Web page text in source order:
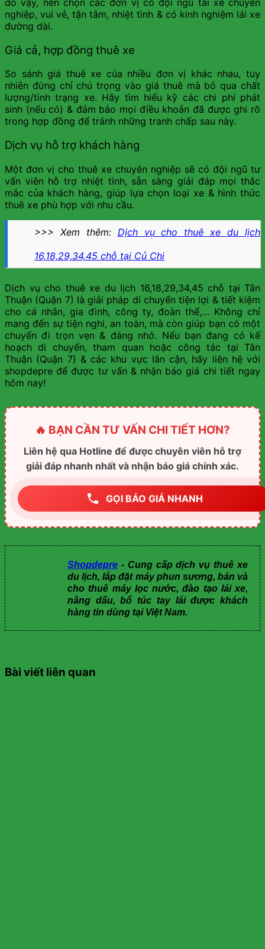
nghiệp, vui vẻ, tận tâm, nhiệt tình & có kinh nghiệm lái xe
đường dài.
Giá cả, hợp đồng thuê xe
So sánh giá thuê xe của nhiều đơn vị khác nhau, tuy
nhiên đừng chỉ chú trọng vào giá thuê mà bỏ qua chất
lượng/tình trạng xe. Hãy tìm hiểu kỹ các chi phí phát
sinh (nếu có) & đảm bảo mọi điều khoản đã được ghi rõ
trong hợp đồng để tránh những tranh chấp sau này.
Dịch vụ hỗ trợ khách hàng
Một đơn vị cho thuê xe chuyên nghiệp sẽ có đội ngũ tư
vấn viên hỗ trợ nhiệt tình, sẵn sàng giải đáp mọi thắc
mắc của khách hàng, giúp lựa chọn loại xe & hình thức
thuê xe phù hợp với nhu cầu.
>>> Xem thêm: Dịch vụ cho thuê xe du lịch
16,18,29,34,45 chỗ tại Củ Chi
Dịch vụ cho thuê xe du lịch 16,18,29,34,45 chỗ tại Tân
Thuận (Quận 7) là giải pháp di chuyển tiện lợi & tiết kiệm
cho cá nhân, gia đình, công ty, đoàn thể,… Không chỉ
mang đến sự tiện nghi, an toàn, mà còn giúp bạn có một
chuyến đi trọn vẹn & đáng nhớ. Nếu bạn đang có kế
hoạch di chuyển, tham quan hoặc công tác tại Tân
Thuận (Quận 7) & các khu vực lân cận, hãy liên hệ với
shopdepre để được tư vấn & nhận báo giá chi tiết ngay
hôm nay!
🔥 BẠN CẦN TƯ VẤN CHI TIẾT HƠN?
Liên hệ qua Hotline để được chuyên viên hỗ trợ
giải đáp nhanh nhất và nhận báo giá chính xác.
GỌI BÁO GIÁ NHANH
Shopdepre - Cung cấp dịch vụ thuê xe
du lịch, lắp đặt máy phun sương, bán và
cho thuê máy lọc nước, đào tạo lái xe,
nâng dấu, bổ túc tay lái được khách
hàng tin dùng tại Việt Nam.
Bài viết liên quan